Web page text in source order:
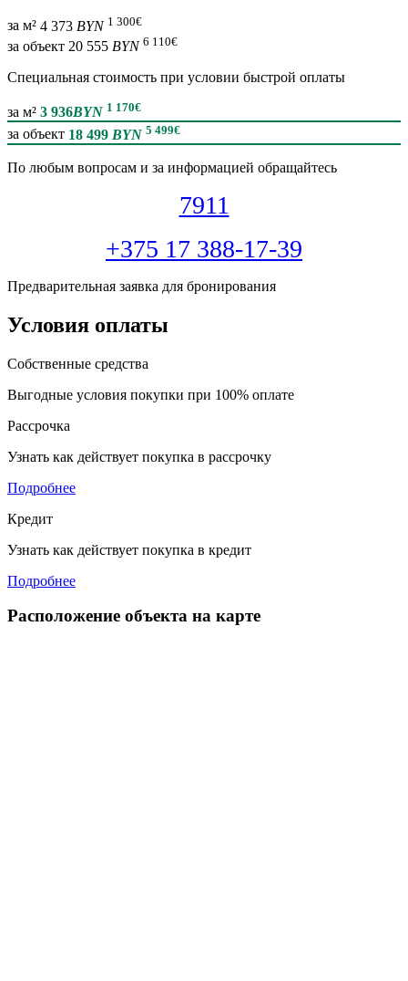
за м² 4 373 BYN 1 300€
за объект 20 555 BYN 6 110€
Специальная cтоимость при условии быстрой оплаты
за м² 3 936BYN 1 170€
за объект 18 499 BYN 5 499€
По любым вопросам и за информацией обращайтесь
7911
+375 17 388-17-39
Предварительная заявка для бронирования
Условия оплаты
Собственные средства
Выгодные условия покупки при 100% оплате
Рассрочка
Узнать как действует покупка в рассрочку
Подробнее
Кредит
Узнать как действует покупка в кредит
Подробнее
Расположение объекта на карте